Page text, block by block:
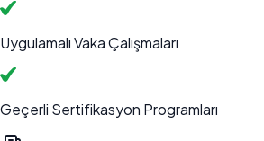
Uygulamalı Vaka Çalışmaları
Geçerli Sertifikasyon Programları